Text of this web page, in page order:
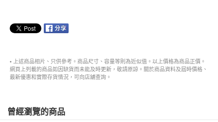
• 上述商品相片、只供參考。商品尺寸、容量等則為近似值。以上價格為商品正價。
網頁上列載的商品如因缺貨而未能及時更新，敬請原諒。關於商品資料及屆時價格、
最新優惠和實際存貨情況，可向店舖查詢。
曾經瀏覽的商品